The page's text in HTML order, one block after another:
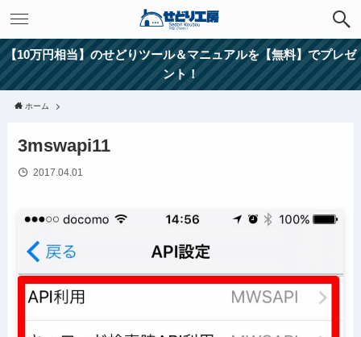
【10万円相当】のせどりツール＆マニュアルを【無料】でプレゼ
ント！
ホーム
3mswapi11
2017.04.01